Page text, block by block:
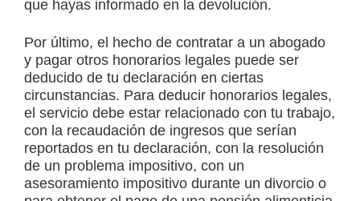
que hayas informado en la devolución.
Por último, el hecho de contratar a un abogado
y pagar otros honorarios legales puede ser
deducido de tu declaración en ciertas
circunstancias. Para deducir honorarios legales,
el servicio debe estar relacionado con tu trabajo,
con la recaudación de ingresos que serían
reportados en tu declaración, con la resolución
de un problema impositivo, con un
asesoramiento impositivo durante un divorcio o